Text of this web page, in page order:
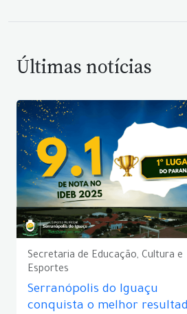
Últimas notícias
Secretaria de Educação, Cultura e
Esportes
Serranópolis do Iguaçu
conquista o melhor